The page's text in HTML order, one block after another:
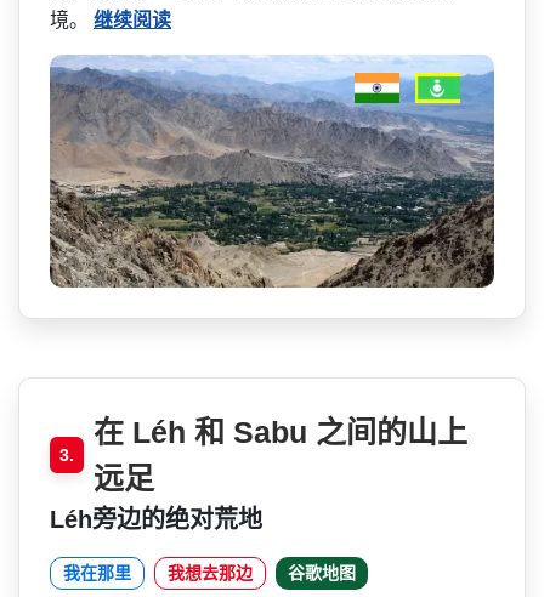
境。 继续阅读
3.
在 Léh 和 Sabu 之间的山上
远足
Léh旁边的绝对荒地
我在那里 我想去那边 谷歌地图